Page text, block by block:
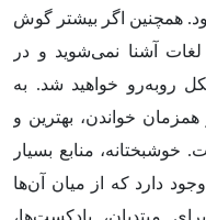
همچنین اگر بیشتر گوش
لغات آشنا نمی‌شوید و در
روبه‌رو خواهید شد. به
خواندن، بهترین و
منابع بسیار
وجود دارد که از میان آن‌ها